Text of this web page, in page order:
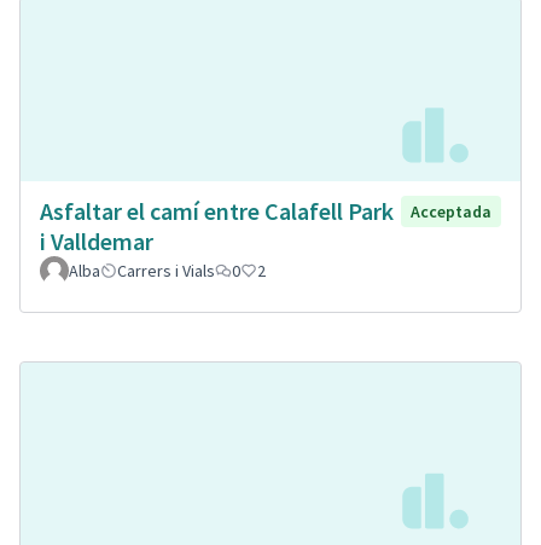
Asfaltar el camí entre Calafell Park
i Valldemar
Acceptada
Alba Carrers i Vials 0 2